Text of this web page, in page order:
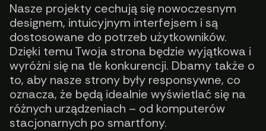
Nasze projekty cechują się nowoczesnym
designem, intuicyjnym interfejsem i są
dostosowane do potrzeb użytkowników.
Dzięki temu Twoja strona będzie wyjątkowa i
wyróżni się na tle konkurencji. Dbamy także o
to, aby nasze strony były responsywne, co
oznacza, że będą idealnie wyświetlać się na
różnych urządzeniach – od komputerów
stacjonarnych po smartfony.